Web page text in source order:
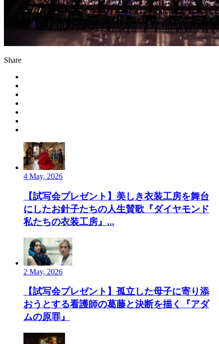
Share
4 May, 2026
【試写会プレゼント】美しき衣装工房を舞台
にしたお針子たちの人生賛歌『ダイヤモンド
私たちの衣装工房』...
2 May, 2026
【試写会プレゼント】孤立した母子に寄り添
おうとする看護師の葛藤と決断を描く『アダ
ムの原罪』